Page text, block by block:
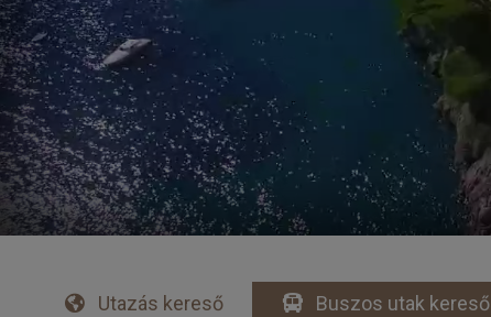
Utazás kereső Buszos utak kereső